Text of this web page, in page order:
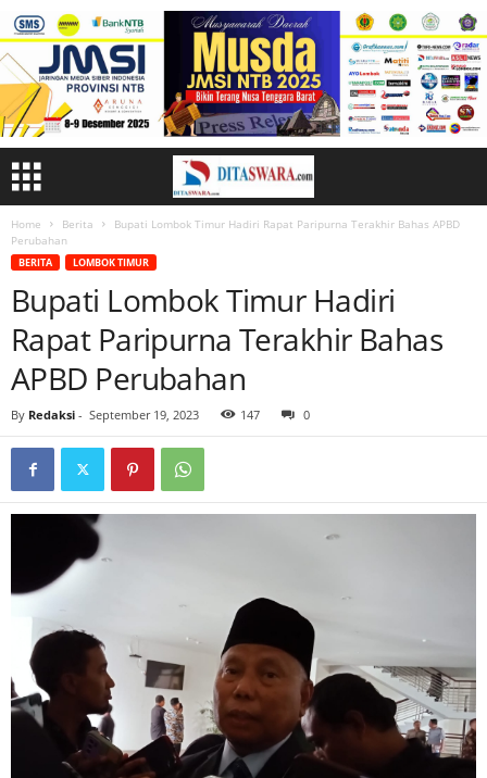
Home Berita
Bupati Lombok Timur Hadiri Rapat Paripurna Terakhir Bahas APBD
Perubahan
BERITA LOMBOK TIMUR
Bupati Lombok Timur Hadiri
Rapat Paripurna Terakhir Bahas
APBD Perubahan
By Redaksi - September 19, 2023 147 0